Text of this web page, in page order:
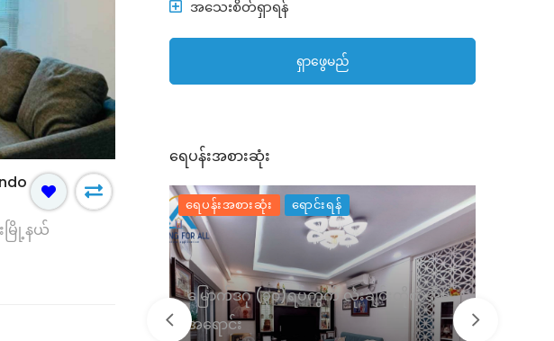
မြို့နယ်
အသေးစိတ်ရှာရန်
ရှာဖွေမည်
ရေပန်းအစားဆုံး
ာင်းရန်
ကွက် လုံးချင်းတိုက်အိမ်
ရေပန်းအစားဆုံး ရောင်းရန်
မြောက်ဒဂုံ (၃၇)ရပ်ကွက် လုံးချင်းအိမအ
ရောင်း